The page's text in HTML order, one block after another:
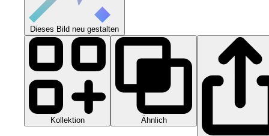
Dieses Bild neu gestalten
Kollektion Ähnlich